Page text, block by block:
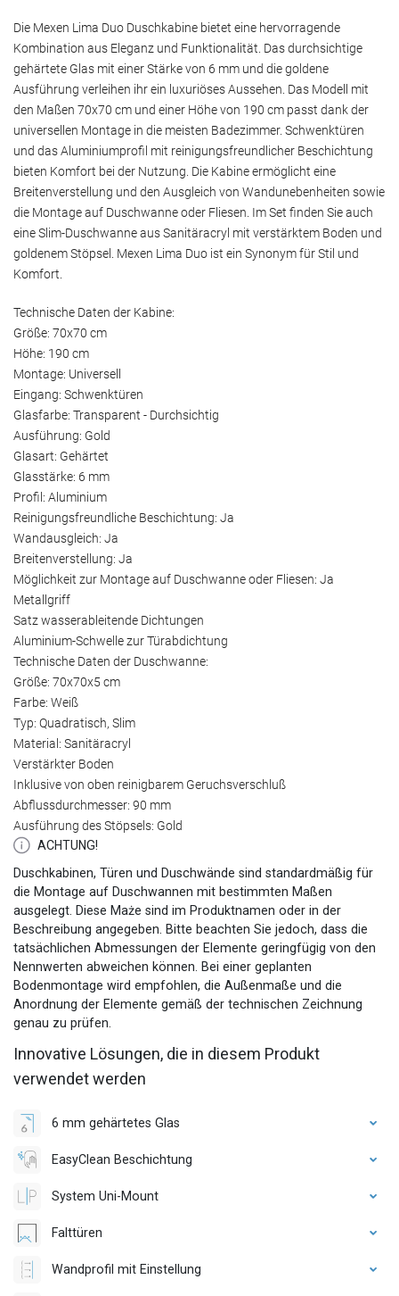
Die Mexen Lima Duo Duschkabine bietet eine hervorragende
Kombination aus Eleganz und Funktionalität. Das durchsichtige
gehärtete Glas mit einer Stärke von 6 mm und die goldene
Ausführung verleihen ihr ein luxuriöses Aussehen. Das Modell mit
den Maßen 70x70 cm und einer Höhe von 190 cm passt dank der
universellen Montage in die meisten Badezimmer. Schwenktüren
und das Aluminiumprofil mit reinigungsfreundlicher Beschichtung
bieten Komfort bei der Nutzung. Die Kabine ermöglicht eine
Breitenverstellung und den Ausgleich von Wandunebenheiten sowie
die Montage auf Duschwanne oder Fliesen. Im Set finden Sie auch
eine Slim-Duschwanne aus Sanitäracryl mit verstärktem Boden und
goldenem Stöpsel. Mexen Lima Duo ist ein Synonym für Stil und
Komfort.
Technische Daten der Kabine:
Größe: 70x70 cm
Höhe: 190 cm
Montage: Universell
Eingang: Schwenktüren
Glasfarbe: Transparent - Durchsichtig
Ausführung: Gold
Glasart: Gehärtet
Glasstärke: 6 mm
Profil: Aluminium
Reinigungsfreundliche Beschichtung: Ja
Wandausgleich: Ja
Breitenverstellung: Ja
Möglichkeit zur Montage auf Duschwanne oder Fliesen: Ja
Metallgriff
Satz wasserableitende Dichtungen
Aluminium-Schwelle zur Türabdichtung
Technische Daten der Duschwanne:
Größe: 70x70x5 cm
Farbe: Weiß
Typ: Quadratisch, Slim
Material: Sanitäracryl
Verstärkter Boden
Inklusive von oben reinigbarem Geruchsverschluß
Abflussdurchmesser: 90 mm
Ausführung des Stöpsels: Gold
ACHTUNG!
Duschkabinen, Türen und Duschwände sind standardmäßig für
die Montage auf Duschwannen mit bestimmten Maßen
ausgelegt. Diese Maże sind im Produktnamen oder in der
Beschreibung angegeben. Bitte beachten Sie jedoch, dass die
tatsächlichen Abmessungen der Elemente geringfügig von den
Nennwerten abweichen können. Bei einer geplanten
Bodenmontage wird empfohlen, die Außenmaße und die
Anordnung der Elemente gemäß der technischen Zeichnung
genau zu prüfen.
Innovative Lösungen, die in diesem Produkt
verwendet werden
6 mm gehärtetes Glas
EasyClean Beschichtung
System Uni-Mount
Falttüren
Wandprofil mit Einstellung